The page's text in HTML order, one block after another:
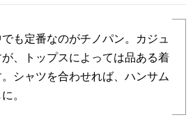
も定番なのがチノパン。カジュ
、トップスによっては品ある着
シャツを合わせれば、ハンサム
。